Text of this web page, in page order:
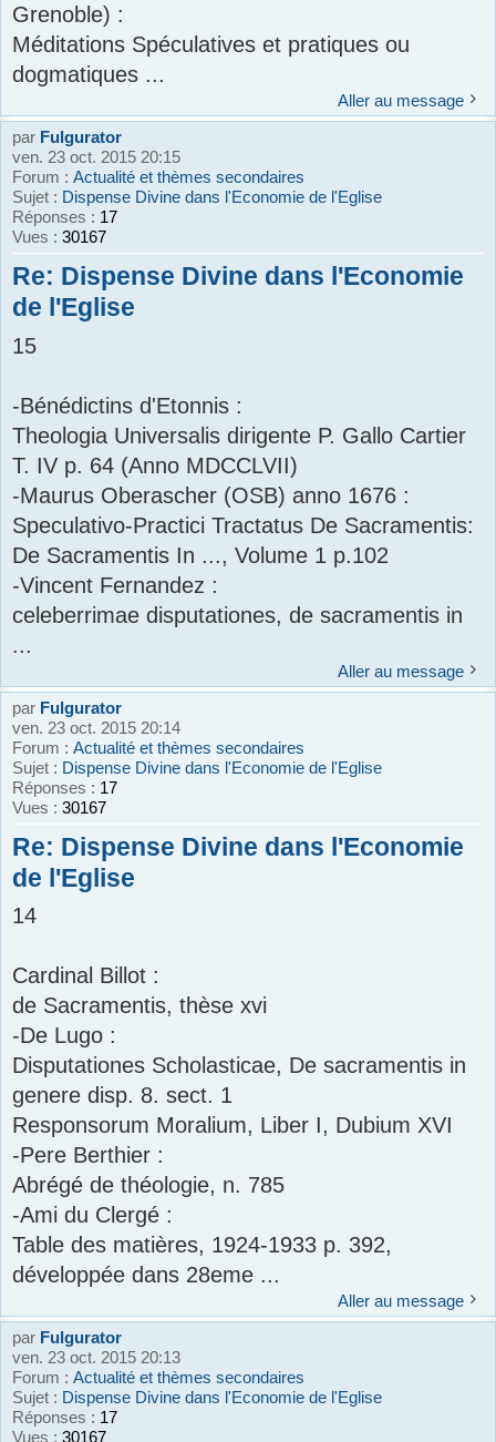
Grenoble) :
Méditations Spéculatives et pratiques ou
dogmatiques ...
Aller au message
par Fulgurator
ven. 23 oct. 2015 20:15
Forum : Actualité et thèmes secondaires
Sujet : Dispense Divine dans l'Economie de l'Eglise
Réponses : 17
Vues : 30167
Re: Dispense Divine dans l'Economie
de l'Eglise
15
-Bénédictins d'Etonnis :
Theologia Universalis dirigente P. Gallo Cartier
T. IV p. 64 (Anno MDCCLVII)
-Maurus Oberascher (OSB) anno 1676 :
Speculativo-Practici Tractatus De Sacramentis:
De Sacramentis In ..., Volume 1 p.102
-Vincent Fernandez :
celeberrimae disputationes, de sacramentis in
...
Aller au message
par Fulgurator
ven. 23 oct. 2015 20:14
Forum : Actualité et thèmes secondaires
Sujet : Dispense Divine dans l'Economie de l'Eglise
Réponses : 17
Vues : 30167
Re: Dispense Divine dans l'Economie
de l'Eglise
14
Cardinal Billot :
de Sacramentis, thèse xvi
-De Lugo :
Disputationes Scholasticae, De sacramentis in
genere disp. 8. sect. 1
Responsorum Moralium, Liber I, Dubium XVI
-Pere Berthier :
Abrégé de théologie, n. 785
-Ami du Clergé :
Table des matières, 1924-1933 p. 392,
développée dans 28eme ...
Aller au message
par Fulgurator
ven. 23 oct. 2015 20:13
Forum : Actualité et thèmes secondaires
Sujet : Dispense Divine dans l'Economie de l'Eglise
Réponses : 17
Vues : 30167